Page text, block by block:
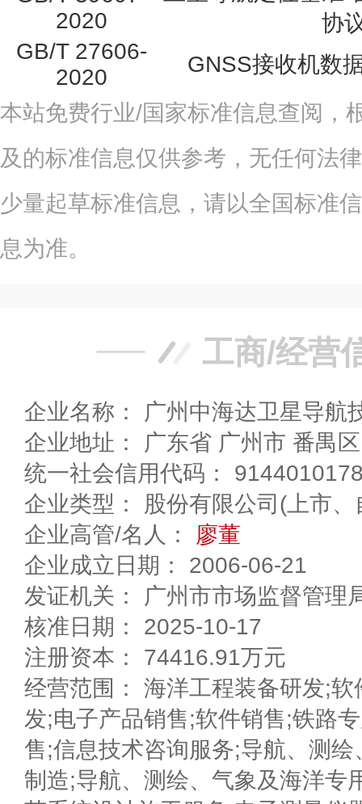
2020
协
GB/T 27606-
2020
GNSS接收机数
本站免费行业/国家标准信息查阅，
及的标准信息仅供参考，无任何法
少量起草标准信息，请以全国标准
息为准。
工商/经营
企业名称： 广州中海达卫星导航
企业地址： 广东省 广州市
统一社会信用代码：
企业类型： 股份有限公司(上市
企业高管/名人： 廖董
企业成立日期： 2006-06-21
发证机关： 广州市市场监督管理
核准日期： 2025-10-17
注册资本： 74416.91万元
经营范围： 海洋工程装备研发;
发;电子产品销售;软件销售;铁路
售;信息技术咨询服务;导航、测
制造;导航、测绘、气象及海洋专